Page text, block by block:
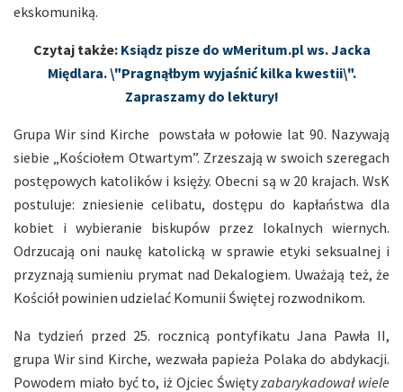
ekskomuniką.
Czytaj także: Ksiądz pisze do wMeritum.pl ws. Jacka
Międlara. \"Pragnąłbym wyjaśnić kilka kwestii\".
Zapraszamy do lektury!
Grupa Wir sind Kirche powstała w połowie lat 90. Nazywają
siebie „Kościołem Otwartym”. Zrzeszają w swoich szeregach
postępowych katolików i księży. Obecni są w 20 krajach. WsK
postuluje: zniesienie celibatu, dostępu do kapłaństwa dla
kobiet i wybieranie biskupów przez lokalnych wiernych.
Odrzucają oni naukę katolicką w sprawie etyki seksualnej i
przyznają sumieniu prymat nad Dekalogiem. Uważają też, że
Kościół powinien udzielać Komunii Świętej rozwodnikom.
Na tydzień przed 25. rocznicą pontyfikatu Jana Pawła II,
grupa Wir sind Kirche, wezwała papieża Polaka do abdykacji.
Powodem miało być to, iż Ojciec Świętyzabarykadował wiele